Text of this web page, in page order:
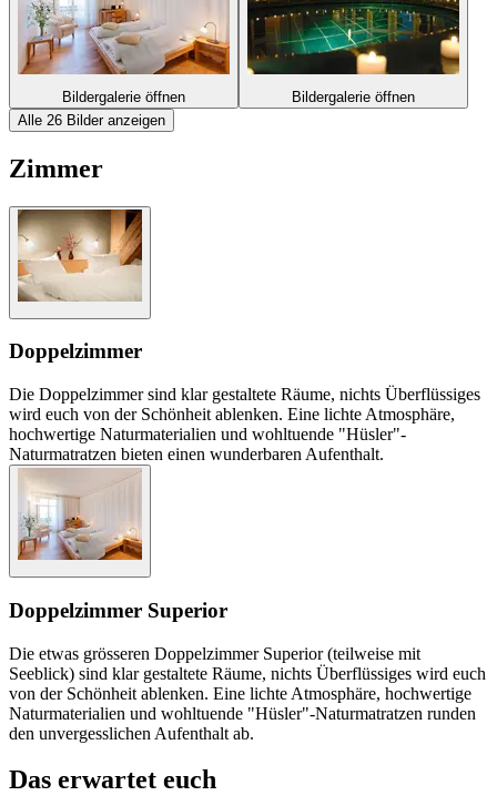
Bildergalerie öffnen
Bildergalerie öffnen
Alle 26 Bilder anzeigen
Zimmer
Doppelzimmer
Die Doppelzimmer sind klar gestaltete Räume, nichts Überflüssiges
wird euch von der Schönheit ablenken. Eine lichte Atmosphäre,
hochwertige Naturmaterialien und wohltuende "Hüsler"-
Naturmatratzen bieten einen wunderbaren Aufenthalt.
Doppelzimmer Superior
Die etwas grösseren Doppelzimmer Superior (teilweise mit
Seeblick) sind klar gestaltete Räume, nichts Überflüssiges wird euch
von der Schönheit ablenken. Eine lichte Atmosphäre, hochwertige
Naturmaterialien und wohltuende "Hüsler"-Naturmatratzen runden
den unvergesslichen Aufenthalt ab.
Das erwartet euch